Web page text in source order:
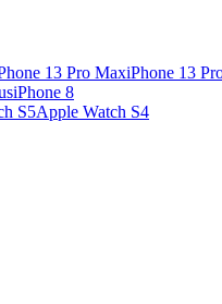
13 Pro MaxiPhone 13
iPhone 8
S5Apple Watch S4